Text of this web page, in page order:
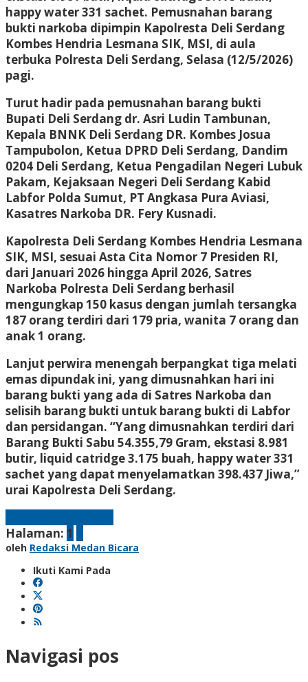
happy water 331 sachet. Pemusnahan barang
bukti narkoba dipimpin Kapolresta Deli Serdang
Kombes Hendria Lesmana SIK, MSI, di aula
terbuka Polresta Deli Serdang, Selasa (12/5/2026)
pagi.
Turut hadir pada pemusnahan barang bukti
Bupati Deli Serdang dr. Asri Ludin Tambunan,
Kepala BNNK Deli Serdang DR. Kombes Josua
Tampubolon, Ketua DPRD Deli Serdang, Dandim
0204 Deli Serdang, Ketua Pengadilan Negeri Lubuk
Pakam, Kejaksaan Negeri Deli Serdang Kabid
Labfor Polda Sumut, PT Angkasa Pura Aviasi,
Kasatres Narkoba DR. Fery Kusnadi.
Kapolresta Deli Serdang Kombes Hendria Lesmana
SIK, MSI, sesuai Asta Cita Nomor 7 Presiden RI,
dari Januari 2026 hingga April 2026, Satres
Narkoba Polresta Deli Serdang berhasil
mengungkap 150 kasus dengan jumlah tersangka
187 orang terdiri dari 179 pria, wanita 7 orang dan
anak 1 orang.
Lanjut perwira menengah berpangkat tiga melati
emas dipundak ini, yang dimusnahkan hari ini
barang bukti yang ada di Satres Narkoba dan
selisih barang bukti untuk barang bukti di Labfor
dan persidangan. “Yang dimusnahkan terdiri dari
Barang Bukti Sabu 54.355,79 Gram, ekstasi 8.981
butir, liquid catridge 3.175 buah, happy water 331
sachet yang dapat menyelamatkan 398.437 Jiwa,”
urai Kapolresta Deli Serdang.
Halaman: 1
oleh Redaksi Medan Bicara
Ikuti Kami Pada
Navigasi pos